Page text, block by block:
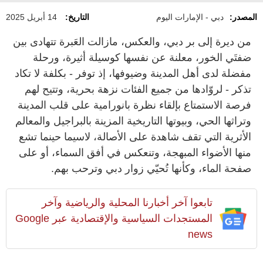
المصدر: دبي - الإمارات اليوم التاريخ: 14 أبريل 2025
من ديرة إلى بر دبي، والعكس، مازالت العَبرة تتهادى بين
ضفتَي الخور، معلنة عن نفسها كوسيلة أثيرة، ورحلة
مفضلة لدى أهل المدينة وضيوفها، إذ توفر - بكلفة لا تكاد
تذكر - لروّادها من جميع الفئات نزهة بحرية، وتتيح لهم
فرصة الاستمتاع بإلقاء نظرة بانورامية على قلب المدينة
وتراثها الحي، وبيوتها التاريخية المزينة بالبراجيل والمعالم
الأثرية التي تقف شاهدة على الأصالة، لاسيما حينما تشع
منها الأضواء المبهجة، وتنعكس في أفق السماء، أو على
صفحة الماء، وكأنها تُحيّي زوار دبي وترحب بهم.
تابعوا آخر أخبارنا المحلية والرياضية وآخر
المستجدات السياسية والإقتصادية عبر Google
news